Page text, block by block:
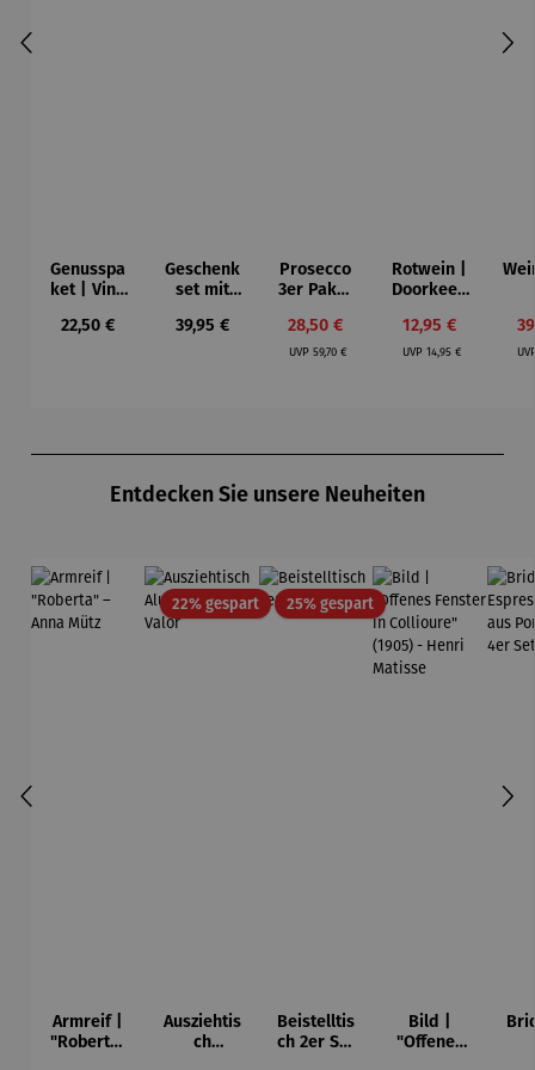
Genusspa
ket | Vino
Regulärer Preis:
22,50 €
Geschenk
set mit
Schlaraffe
Regulärer Preis:
39,95 €
Prosecco
3er Paket
Prosecco
DOC
Verkaufspreis:
28,50 €
UVPRegulärer Preis:
59,70 €
Rotwein |
Doorkeep
Verkaufspreis:
12,95 €
UVPRegulärer Preis:
14,95 €
Entdecken Sie unsere Neuheiten
Armreif |
"Roberta"
22% gespartRabatt
Ausziehtis
ch
25% gespartRabatt
Beistelltis
ch 2er Set
Bild |
"Offenes